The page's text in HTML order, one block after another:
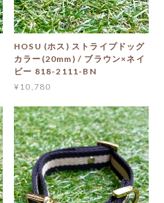
HOSU (ホス) ストライプドッグ
カラー(20mm) / ブラウン×ネイ
ビー 818-2111-BN
¥10,780